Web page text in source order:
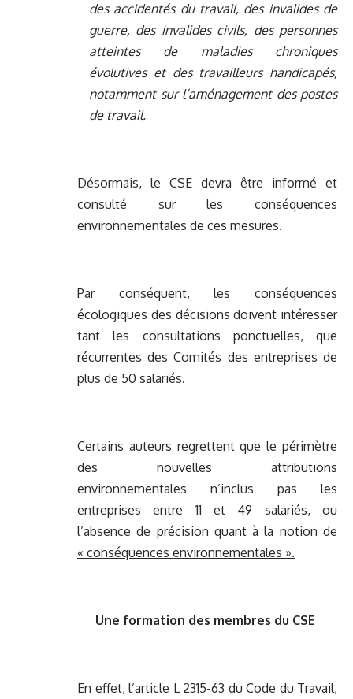
des accidentés du travail, des invalides de
guerre, des invalides civils, des personnes
atteintes de maladies chroniques
évolutives et des travailleurs handicapés,
notamment sur l’aménagement des postes
de travail.
Désormais, le CSE devra être informé et
consulté sur les conséquences
environnementales de ces mesures.
Par conséquent, les conséquences
écologiques des décisions doivent intéresser
tant les consultations ponctuelles, que
récurrentes des Comités des entreprises de
plus de 50 salariés.
Certains auteurs regrettent que le périmètre
des nouvelles attributions
environnementales n’inclus pas les
entreprises entre 11 et 49 salariés, ou
l’absence de précision quant à la notion de
« conséquences environnementales ».
Une formation des membres du CSE
En effet, l’article L 2315-63 du Code du Travail,